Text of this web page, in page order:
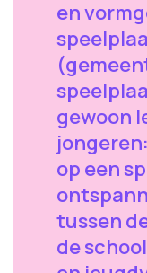
en
gewoon
op een
tussen
de